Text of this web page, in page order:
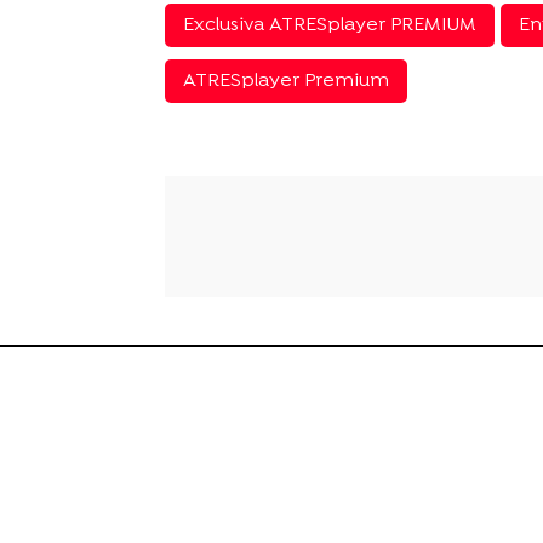
Exclusiva ATRESplayer PREMIUM
ATRESplayer Premium